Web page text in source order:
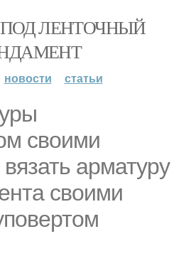
ЛЕНТОЧНЫЙ
новости статьи
своими
арматуру
своими